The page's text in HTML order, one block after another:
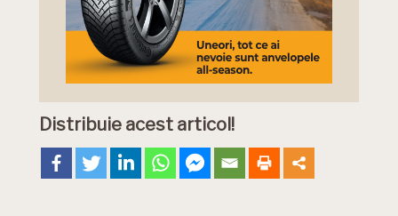
Distribuie acest articol!